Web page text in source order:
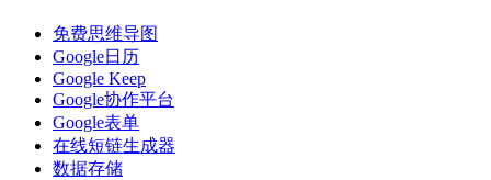
免费思维导图
Google日历
Google Keep
Google协作平台
Google表单
在线短链生成器
数据存储